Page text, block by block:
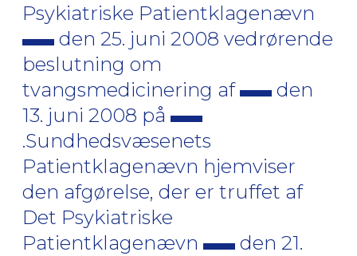
Psykiatriske Patientklagenævn
den 25. juni 2008 vedrørende
beslutning om
tvangsmedicinering af
den
13. juni 2008 på
.Sundhedsvæsenets
Patientklagenævn hjemviser
den afgørelse, der er truffet af
Det Psykiatriske
Patientklagenævn
den 21.